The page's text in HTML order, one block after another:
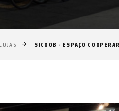
LOJAS SICOOB - ESPAÇO COOPERAR